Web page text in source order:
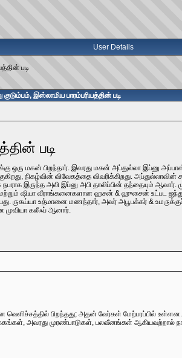
User Details
படி
இஸ்லாமிய பாரம்பரியத்தின் படி
படி
ஒரு மகன் பிறந்தார். இவரது மகன் அப்துல்லா இப்னு
நிகழ்வின் விவேகத்தை விவரிக்கிறது. அப்துல்லாவின்
இருந்த அலி இப்னு அபி தாலிப்பின் தந்தையும் ஆவார்.
ஷியா வீராங்கனைகளான ஹசன் & ஹுசைன் உட்பட
ருகய்யா உத்மானை மணந்தார், அவர் அபூபக்கர் &
முவியா கலீஃப் ஆனார்.
பிறந்தது; அதன் வேர்கள் மேற்பரப்பில்
இறக்கங்கள், அவரது முரண்பாடுகள், பலவீனங்கள்